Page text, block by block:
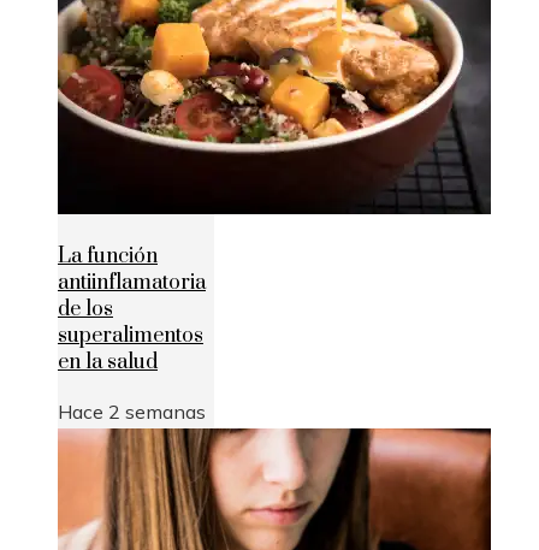
La función
antiinflamatoria
de los
superalimentos
en la salud
Hace 2 semanas